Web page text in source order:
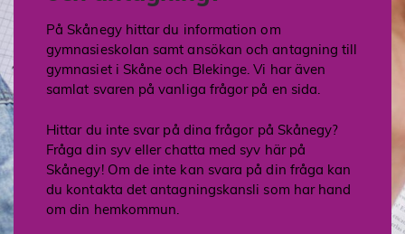
På Skånegy hittar du information om
gymnasieskolan samt ansökan och antagning till
gymnasiet i Skåne och Blekinge. Vi har även
samlat svaren på vanliga frågor på en sida.
Hittar du inte svar på dina frågor på Skånegy?
Fråga din syv eller chatta med syv här på
Skånegy! Om de inte kan svara på din fråga kan
du kontakta det antagningskansli som har hand
om din hemkommun.